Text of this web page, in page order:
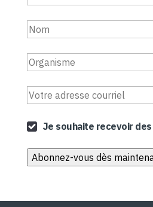
Je souhaite recevoir